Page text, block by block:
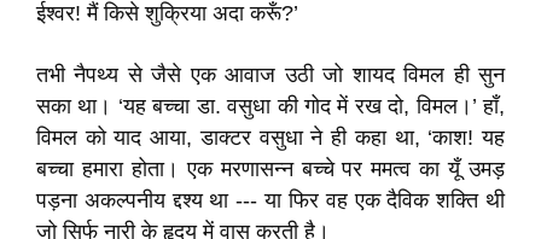
ईश्वर! मैं किसे शुक्रिया अदा करूँ?’
तभी नैपथ्य से जैसे एक आवाज उठी जो शायद विमल ही सुन
सका था। ‘यह बच्चा डा. वसुधा की गोद में रख दो, विमल।’ हाँ,
विमल को याद आया, डाक्टर वसुधा ने ही कहा था, ‘काश! यह
बच्चा हमारा होता। एक मरणासन्न बच्चे पर ममत्व का यूँ उमड़
पड़ना अकल्पनीय द्दश्य था --- या फिर वह एक दैविक शक्ति थी
जो सिर्फ नारी के हृदय में वास करती है।